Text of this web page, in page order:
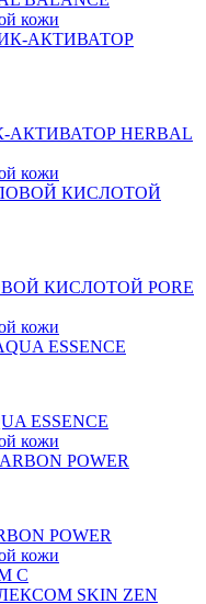
кожи
HERBAL
кожи
КИСЛОТОЙ PORE
кожи
ESSENCE
кожи
POWER
кожи